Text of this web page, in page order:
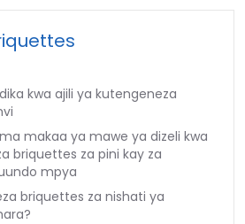
kwa ajili ya kutengeneza
makaa ya mawe ya dizeli kwa
briquettes za pini kay za
mpya
briquettes za nishati ya